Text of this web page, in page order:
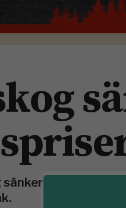
sänker priserna på